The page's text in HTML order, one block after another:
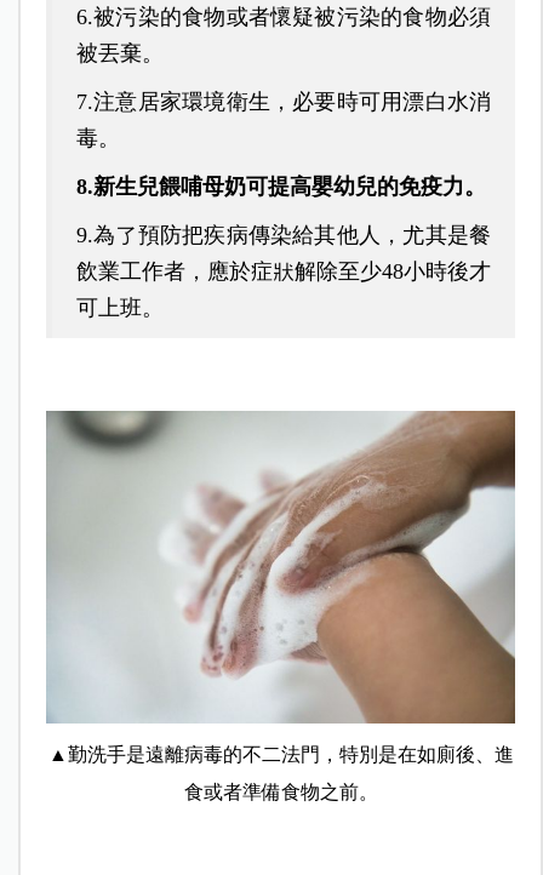
6.被污染的食物或者懷疑被污染的食物必須
被丟棄。
7.注意居家環境衛生，必要時可用漂白水消
毒。
8.新生兒餵哺母奶可提高嬰幼兒的免疫力。
9.為了預防把疾病傳染給其他人，尤其是餐
飲業工作者，應於症狀解除至少48小時後才
可上班。
▲勤洗手是遠離病毒的不二法門，特別是在如廁後、進
食或者準備食物之前。